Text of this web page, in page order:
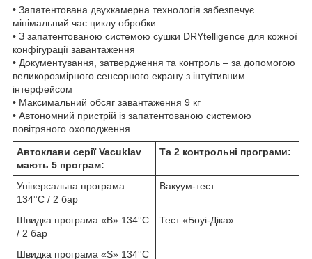
• Запатентована двухкамерна технологія забезпечує
мінімальний час циклу обробки
• З запатентованою системою сушки DRYtelligence для кожної
конфігурації завантаження
• Документування, затвердження та контроль – за допомогою
великорозмірного сенсорного екрану з інтуїтивним
інтерфейсом
• Максимальний обсяг завантаження 9 кг
• Автономний пристрій із запатентованою системою
повітряного охолодження
Автоклави серії Vacuklav
мають 5 програм:
Та 2 контрольні програми:
Універсальна програма
134°C / 2 бар
Вакуум-тест
Швидка програма «B» 134°C
/ 2 бар
Тест «Боуі-Діка»
Швидка програма «S» 134°C